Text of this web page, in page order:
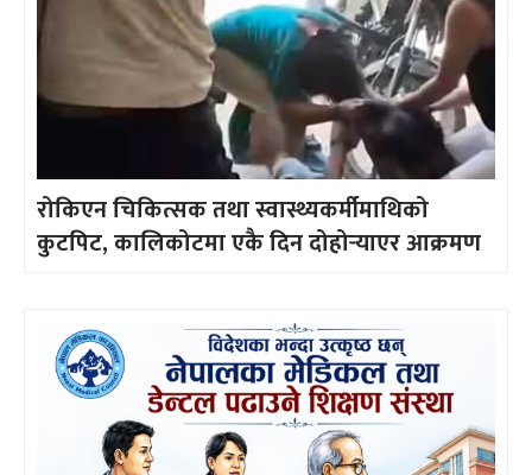
रोकिएन चिकित्सक तथा स्वास्थ्यकर्मीमाथिको
कुटपिट, कालिकोटमा एकै दिन दोहोर्‍याएर आक्रमण